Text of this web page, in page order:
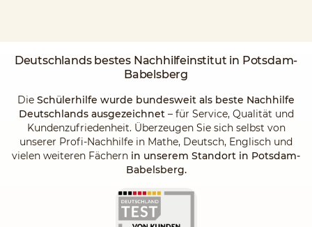
Deutschlands bestes Nachhilfeinstitut in Potsdam-
Babelsberg
Die Schülerhilfe wurde bundesweit als beste Nachhilfe
Deutschlands ausgezeichnet– für Service, Qualität und
Kundenzufriedenheit. Überzeugen Sie sich selbst von
unserer Profi-Nachhilfe in Mathe, Deutsch, Englisch und
vielen weiteren Fächern in unserem Standort in Potsdam-
Babelsberg.